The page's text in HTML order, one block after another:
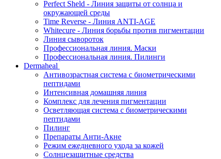
Perfect Sheld - Линия защиты от солнца и
окружающей среды
Time Reverse - Линия ANTI-AGE
Whitecure - Линия борьбы против пигментации
Линия сывороток
Профессиональная линия. Маски
Профессиональная линия. Пилинги
Dermaheal
Антивозрастная система с биометрическими
пептидами
Интенсивная домашняя линия
Комплекс для лечения пигментации
Осветляющая система с биометрическими
пептидами
Пилинг
Препараты Анти-Акне
Режим ежедневного ухода за кожей
Солнцезащитные средства